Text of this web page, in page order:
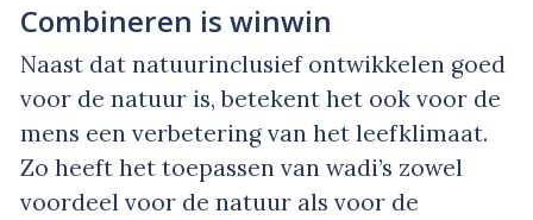
Combineren is winwin
Naast dat natuurinclusief ontwikkelen goed
voor de natuur is, betekent het ook voor de
mens een verbetering van het leefklimaat.
Zo heeft het toepassen van wadi’s zowel
voordeel voor de natuur als voor de